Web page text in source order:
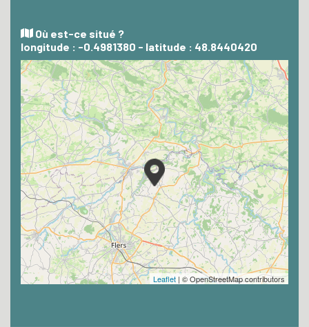
Où est-ce situé ?
longitude : -0.4981380 - latitude : 48.8440420
Leaflet | © OpenStreetMap contributors